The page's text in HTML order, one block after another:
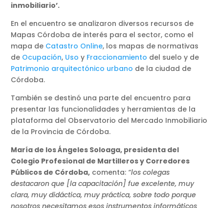
inmobiliario’.
En el encuentro se analizaron diversos recursos de
Mapas Córdoba de interés para el sector, como el
mapa de Catastro Online, los mapas de normativas
de Ocupación, Uso y Fraccionamiento del suelo y de
Patrimonio arquitectónico urbano de la ciudad de
Córdoba.
También se destinó una parte del encuentro para
presentar las funcionalidades y herramientas de la
plataforma del Observatorio del Mercado Inmobiliario
de la Provincia de Córdoba.
María de los Ángeles Soloaga, presidenta del
Colegio Profesional de Martilleros y Corredores
Públicos de Córdoba, comenta: “los colegas
destacaron que [la capacitación] fue excelente, muy
clara, muy didáctica, muy práctica, sobre todo porque